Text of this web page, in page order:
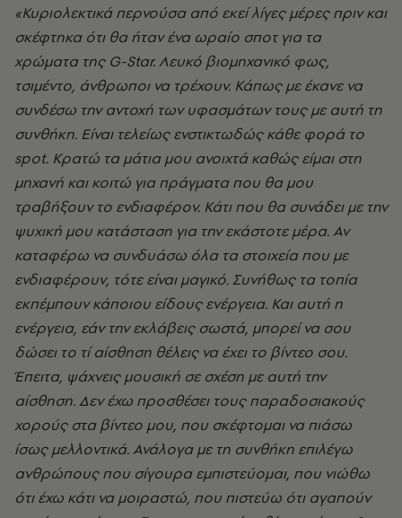
«Κυριολεκτικά περνούσα από εκεί λίγες μέρες πριν και
σκέφτηκα ότι θα ήταν ένα ωραίο σποτ για τα
χρώματα της G-Star. Λευκό βιομηχανικό φως,
τσιμέντο, άνθρωποι να τρέχουν. Κάπως με έκανε να
συνδέσω την αντοχή των υφασμάτων τους με αυτή τη
συνθήκη. Είναι τελείως ενστικτωδώς κάθε φορά το
spot. Κρατώ τα μάτια μου ανοιχτά καθώς είμαι στη
μηχανή και κοιτώ για πράγματα που θα μου
τραβήξουν το ενδιαφέρον. Κάτι που θα συνάδει με την
ψυχική μου κατάσταση για την εκάστοτε μέρα. Αν
καταφέρω να συνδυάσω όλα τα στοιχεία που με
ενδιαφέρουν, τότε είναι μαγικό. Συνήθως τα τοπία
εκπέμπουν κάποιου είδους ενέργεια. Και αυτή η
ενέργεια, εάν την εκλάβεις σωστά, μπορεί να σου
δώσει το τί αίσθηση θέλεις να έχει το βίντεο σου.
Έπειτα, ψάχνεις μουσική σε σχέση με αυτή την
αίσθηση. Δεν έχω προσθέσει τους παραδοσιακούς
χορούς στα βίντεο μου, που σκέφτομαι να πιάσω
ίσως μελλοντικά. Ανάλογα με τη συνθήκη επιλέγω
ανθρώπους που σίγουρα εμπιστεύομαι, που νιώθω
ότι έχω κάτι να μοιραστώ, που πιστεύω ότι αγαπούν